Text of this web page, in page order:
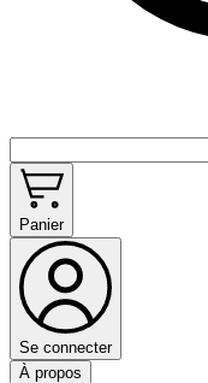
Panier
Se connecter
À propos